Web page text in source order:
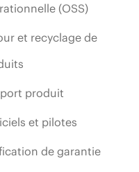
(OSS)
et recyclage de
produit
et pilotes
de garantie